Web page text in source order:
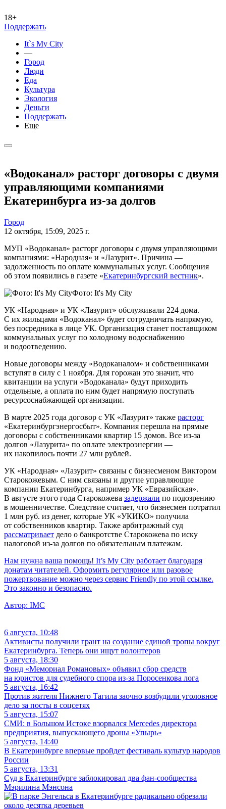
18+
Поддержать
It`s My City
—
Город
Люди
Еда
Культура
Экология
Деньги
Поддержать
Еще
«Водоканал» расторг договоры с двумя
управляющими компаниями
Екатеринбурга из-за долгов
Город
12 октября, 15:09, 2025 г.
МУП «Водоканал» расторг договоры с двумя управляющими
компаниями: «Народная» и «Лазурит». Причина —
задолженность по оплате коммунальных услуг. Сообщения
об этом появились в газете «Екатеринбургский вестник».
Фото: It's My City
УК «Народная» и УК «Лазурит» обслуживали 224 дома.
С их жильцами «Водоканал» будет сотрудничать напрямую,
без посредника в лице УК. Организация станет поставщиком
коммунальных услуг по холодному водоснабжению
и водоотведению.
Новые договоры между «Водоканалом» и собственниками
вступят в силу с 1 ноября. Для горожан это значит, что
квитанции на услуги «Водоканала» будут приходить
отдельные, а оплата по ним будет напрямую поступать
ресурсоснабжающей организации.
В марте 2025 года договор с УК «Лазурит» также расторг
«Екатеринбургэнергосбыт». Компания перешла на прямые
договоры с собственниками квартир 15 домов. Все из-за
долгов «Лазурита» по оплате электроэнергии —
их накопилось почти 27 млн рублей.
УК «Народная» «Лазурит» связаны с бизнесменом Виктором
Старокожевым. С ним связаны и другие управляющие
компании Екатеринбурга, например УК «Евразийская».
В августе этого года Старокожева задержали по подозрению
в мошенничестве. Следствие считает, что бизнесмен потратил
1 млн руб. из денег, которые УК «УКИКО» получила
от собственников квартир. Также арбитражный суд
рассматривает дело о банкротстве Старокожева по иску
налоговой из-за долгов по обязательным платежам.
Нам нужна ваша помощь! It’s My City работает благодаря
донатам читателей. Оформить регулярное или разовое
пожертвование можно через сервис Friendly по этой ссылке.
Это законно и безопасно.
Автор: IMC
6 августа, 10:48
Активисты получили грант на создание единой тропы вокруг
Екатеринбурга. Теперь они ищут волонтеров
5 августа, 18:30
Фонд «Мемориал Романовых» объявил сбор средств
на юристов для судебного спора из-за Поросенкова лога
5 августа, 16:42
Против жителя Нижнего Тагила заочно возбудили уголовное
дело за посты в соцсетях
5 августа, 15:07
СМИ: в Большом Истоке взорвался Mercedes директора
предприятия, выпускающего дроны «Упырь»
5 августа, 14:40
В Екатеринбурге впервые пройдет фестиваль культур народов
России
5 августа, 13:31
Суд в Екатеринбурге заблокировал два фан-сообщества
Мэрилина Мэнсона